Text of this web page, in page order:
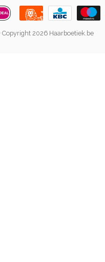
2026 Haarboetiek.be